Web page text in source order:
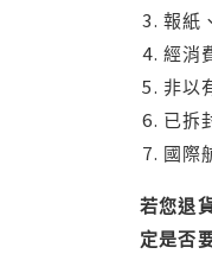
報紙
經消
非以
已拆
國際
若您退
定是否